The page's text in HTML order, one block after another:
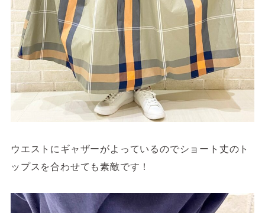
ウエストにギャザーがよっているのでショート丈のト
ップスを合わせても素敵です！